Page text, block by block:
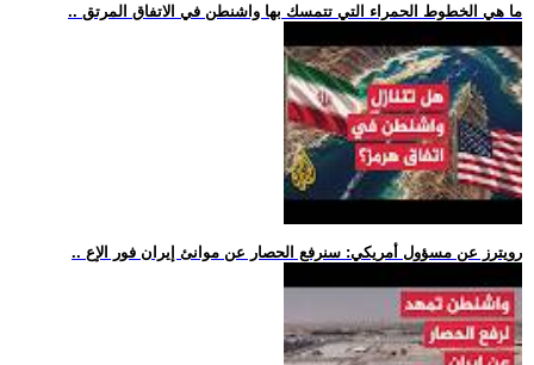
.. ما هي الخطوط الحمراء التي تتمسك بها واشنطن في الاتفاق المرتق
.. رويترز عن مسؤول أمريكي: سنرفع الحصار عن موانئ إيران فور الإع